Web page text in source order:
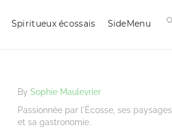
Spiritueux écossais SideMenu
By Sophie Maulevrier
Passionnée par l'Écosse, ses paysages
et sa gastronomie.